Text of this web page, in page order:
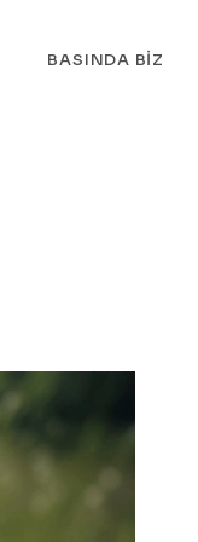
BASINDA BIZ